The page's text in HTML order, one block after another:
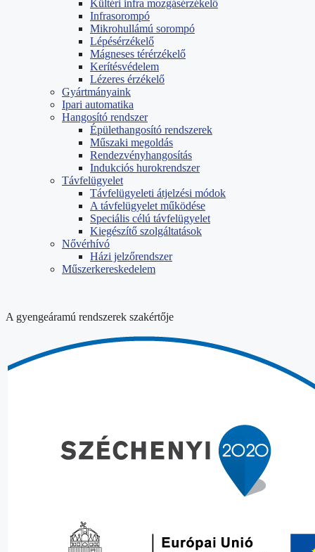
Kültéri infra mozgásérzékelő
Infrasorompó
Mikrohullámú sorompó
Lépésérzékelő
Mágneses térérzékelő
Kerítésvédelem
Lézeres érzékelő
Gyártmányaink
Ipari automatika
Hangosító rendszer
Épülethangosító rendszerek
Műszaki megoldás
Rendezvényhangosítás
Indukciós hurokrendszer
Távfelügyelet
Távfelügyeleti átjelzési módok
A távfelügyelet működése
Speciális célú távfelügyelet
Kiegészítő szolgáltatások
Nővérhívó
Házi jelzőrendszer
Műszerkereskedelem
A gyengeáramú rendszerek szakértője